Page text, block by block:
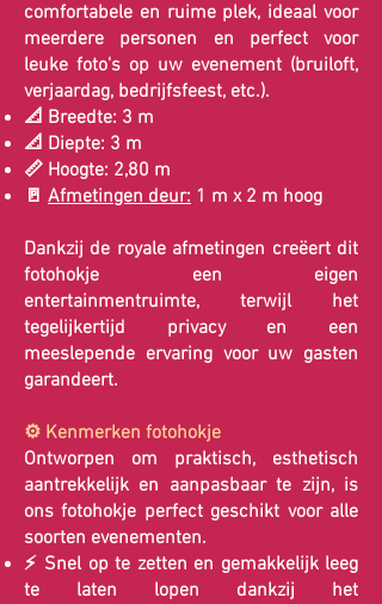
comfortabele en ruime plek, ideaal voor
meerdere personen en perfect voor
leuke foto's op uw evenement (bruiloft,
verjaardag, bedrijfsfeest, etc.).
📐 Breedte: 3 m
📐 Diepte: 3 m
📏 Hoogte: 2,80 m
🚪 Afmetingen deur: 1 m x 2 m hoog
Dankzij de royale afmetingen creëert dit
fotohokje een eigen
entertainmentruimte, terwijl het
tegelijkertijd privacy en een
meeslepende ervaring voor uw gasten
garandeert.
⚙️ Kenmerken fotohokje
Ontworpen om praktisch, esthetisch
aantrekkelijk en aanpasbaar te zijn, is
ons fotohokje perfect geschikt voor alle
soorten evenementen.
⚡ Snel op te zetten en gemakkelijk leeg
te laten lopen dankzij het